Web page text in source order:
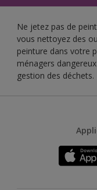
Ne jetez pas de
vous nettoyez des
peinture dans votre
ménagers
gestion des déchets.